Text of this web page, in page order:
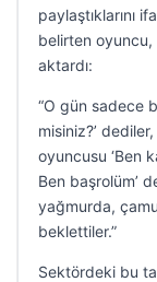
paylaştıklarını
belirten oyuncu,
aktardı:
“O gün sadece
misiniz?’
oyuncusu ‘Ben
Ben başrolüm’
yağmurda,
beklettiler.”
Sektördeki bu